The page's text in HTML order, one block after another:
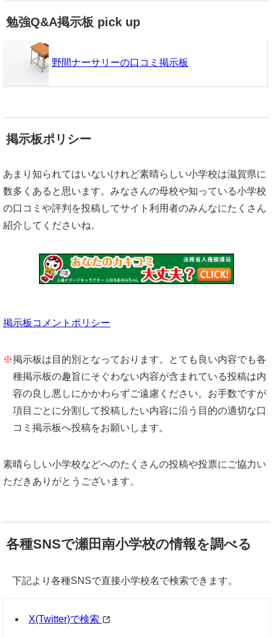
勉強Q&A掲示板 pick up
野間ナーサリーの口コミ掲示板
掲示板ポリシー
あまり知られてはいないけれど素晴らしい小学校は滋賀県に
数多くあると思います。みなさんの母校や知っている小学校
の口コミや評判を投稿してサイト利用者のみんなにたくさん
紹介してくださいね。
掲示板コメントポリシー
※掲示板は目的別となっております。とても良い内容でも各
種掲示板の趣旨にそぐわない内容が含まれている投稿は内
容の良し悪しにかかわらずご遠慮ください。お手数ですが
項目ごとに分割して投稿したい内容に沿う目的の適切な口
コミ掲示板へ投稿をお願いします。
素晴らしい小学校などへのたくさんの投稿や投票にご協力い
ただきありがとうございます。
各種SNSで瀬田南小学校の情報を調べる
下記より各種SNSで直接小学校名で検索できます。
X(Twitter)で検索